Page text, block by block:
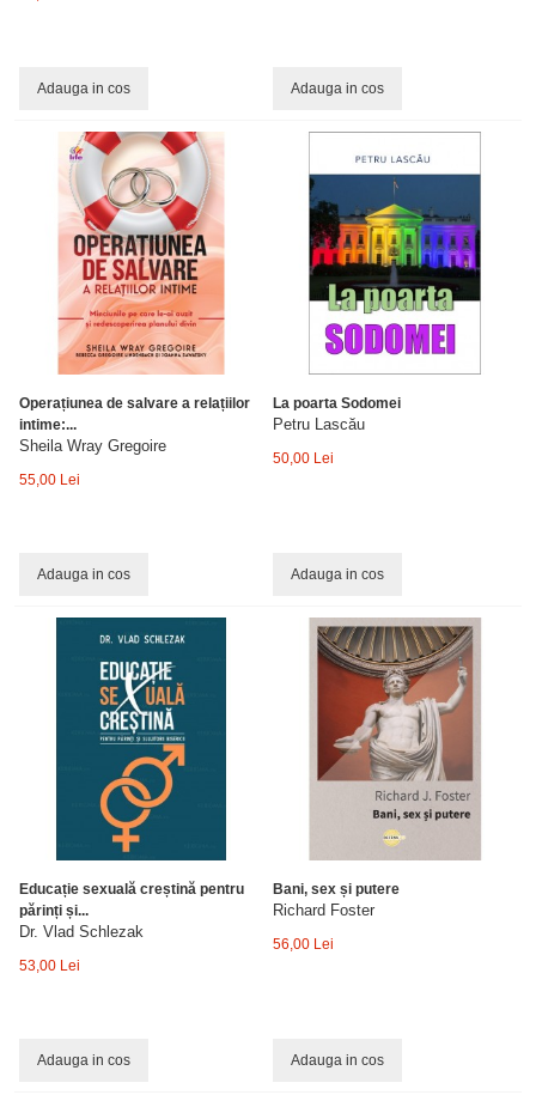
Adauga in cos Adauga in cos
Operațiunea de salvare a relațiilor
intime:...
Sheila Wray Gregoire
55,00 Lei
Adauga in cos
La poarta Sodomei
Petru Lascău
50,00 Lei
Adauga in cos
Educație sexuală creștină pentru
părinți și...
Dr. Vlad Schlezak
53,00 Lei
Adauga in cos
Bani, sex și putere
Richard Foster
56,00 Lei
Adauga in cos